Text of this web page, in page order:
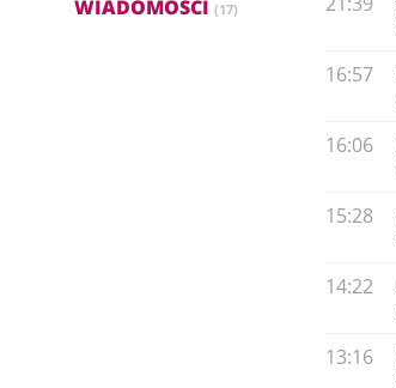
WIADOMOŚCI (17)
16:57
16:06
15:28
14:22
13:16